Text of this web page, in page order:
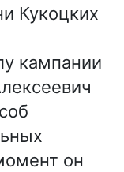
Кукоцких
кампании
он